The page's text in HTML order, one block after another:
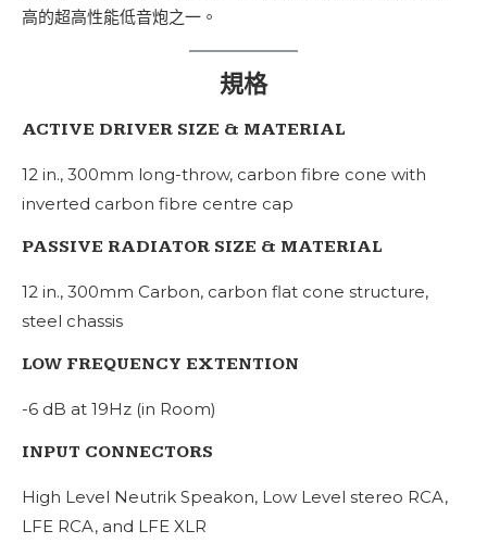
高的超高性能低音炮之一。
規格
ACTIVE DRIVER SIZE & MATERIAL
12 in., 300mm long-throw, carbon fibre cone with
inverted carbon fibre centre cap
PASSIVE RADIATOR SIZE & MATERIAL
12 in., 300mm Carbon, carbon flat cone structure,
steel chassis
LOW FREQUENCY EXTENTION
-6 dB at 19Hz (in Room)
INPUT CONNECTORS
High Level Neutrik Speakon, Low Level stereo RCA,
LFE RCA, and LFE XLR